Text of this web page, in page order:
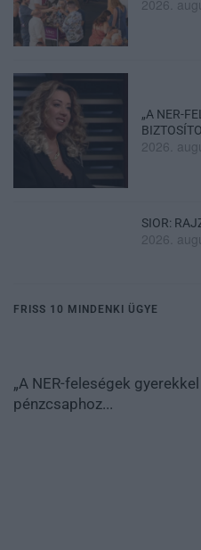
2026.
„A NER-
2026.
SIOR:
2026.
FRISS 10 MINDENKI ÜGYE
„A NER-feleségek
pénzcsaphoz...